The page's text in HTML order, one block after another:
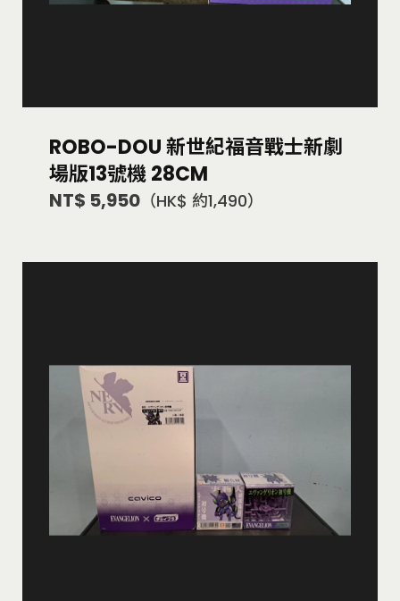
ROBO-DOU 新世紀福音戰士新劇
場版13號機 28CM
NT$ 5,950 （HK$ 約1,490）